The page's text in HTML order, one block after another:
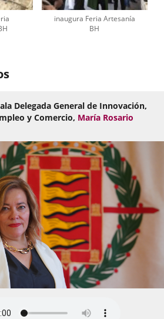
inaugura Feria Artesanía
BH
Delegada General de Innovación,
y Comercio, María Rosario